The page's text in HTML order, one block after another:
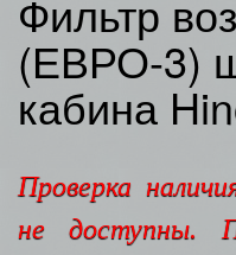
Фильтр
(ЕВРО-3)
кабина
Проверка
не доступны.